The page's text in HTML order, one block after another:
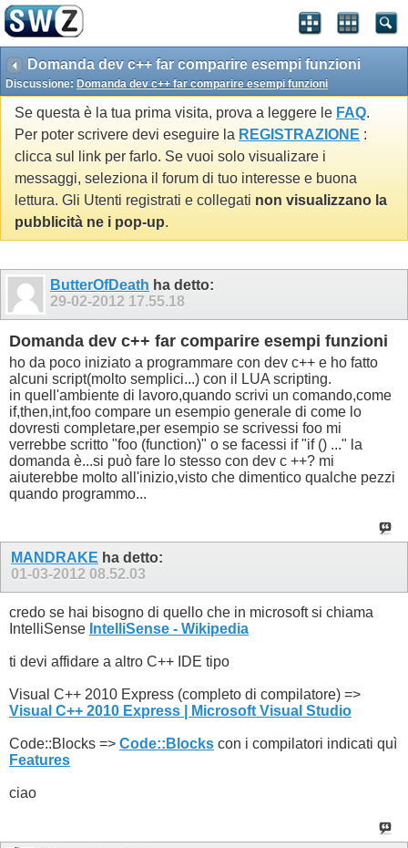
Domanda dev c++ far comparire esempi funzioni
Discussione: Domanda dev c++ far comparire esempi funzioni
Se questa è la tua prima visita, prova a leggere le FAQ.
Per poter scrivere devi eseguire la REGISTRAZIONE :
clicca sul link per farlo. Se vuoi solo visualizare i
messaggi, seleziona il forum di tuo interesse e buona
lettura. Gli Utenti registrati e collegati non visualizzano la
pubblicità ne i pop-up.
ButterOfDeath ha detto:
29-02-2012 17.55.18
Domanda dev c++ far comparire esempi funzioni
ho da poco iniziato a programmare con dev c++ e ho fatto
alcuni script(molto semplici...) con il LUA scripting.
in quell'ambiente di lavoro,quando scrivi un comando,come
if,then,int,foo compare un esempio generale di come lo
dovresti completare,per esempio se scrivessi foo mi
verrebbe scritto "foo (function)" o se facessi if "if () ..." la
domanda è...si può fare lo stesso con dev c ++? mi
aiuterebbe molto all'inizio,visto che dimentico qualche pezzi
quando programmo...
MANDRAKE ha detto:
01-03-2012 08.52.03
credo se hai bisogno di quello che in microsoft si chiama
IntelliSense IntelliSense - Wikipedia
ti devi affidare a altro C++ IDE tipo
Visual C++ 2010 Express (completo di compilatore) =>
Visual C++ 2010 Express | Microsoft Visual Studio
Code::Blocks => Code::Blocks con i compilatori indicati quì
Features
ciao